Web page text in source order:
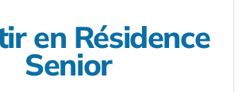
en Résidence
Senior